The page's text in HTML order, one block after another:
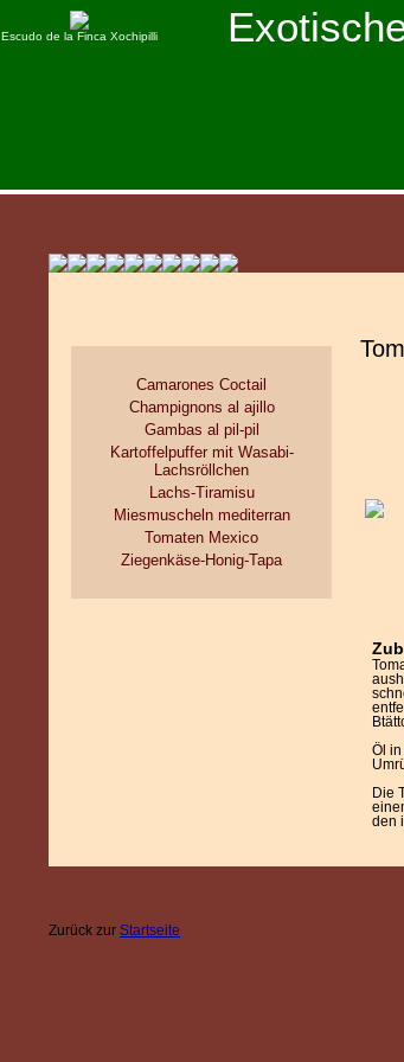
Escudo de la Finca Xochipilli
Camarones Coctail
Champignons al ajillo
Gambas al pil-pil
Kartoffelpuffer mit Wasabi-
Lachsröllchen
Lachs-Tiramisu
Miesmuscheln mediterran
Tomaten Mexico
Ziegenkäse-Honig-Tapa
Öl
Die
den
Zurück zur Startseite